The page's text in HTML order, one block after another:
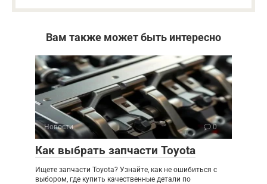
Вам также может быть интересно
Новости 0
Как выбрать запчасти Toyota
Ищете запчасти Toyota? Узнайте, как не ошибиться с
выбором, где купить качественные детали по